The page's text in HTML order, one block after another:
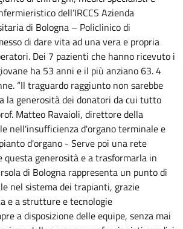
dell’IRCCS Azienda
di Bologna – Policlinico di
di dare vita ad una vera e propria
Dei 7 pazienti che hanno ricevuto i
ha 53 anni e il più anziano 63. 4
“Il traguardo raggiunto non sarebbe
la generosità dei donatori da cui tutto
Matteo Ravaioli, direttore della
nell'insufficienza d'organo terminale e
d'organo - Serve poi una rete
questa generosità e a trasformarla in
di Bologna rappresenta un punto di
nel sistema dei trapianti, grazie
e a strutture e tecnologie
a disposizione delle equipe, senza mai